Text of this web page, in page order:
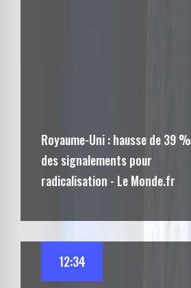
Royaume-Uni : hausse de 39 %
des signalements pour
radicalisation - Le Monde.fr
12:34